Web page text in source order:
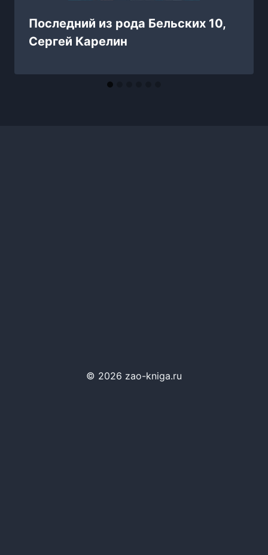
Последний из рода Бельских 10,
Сергей Карелин
© 2026 zao-kniga.ru